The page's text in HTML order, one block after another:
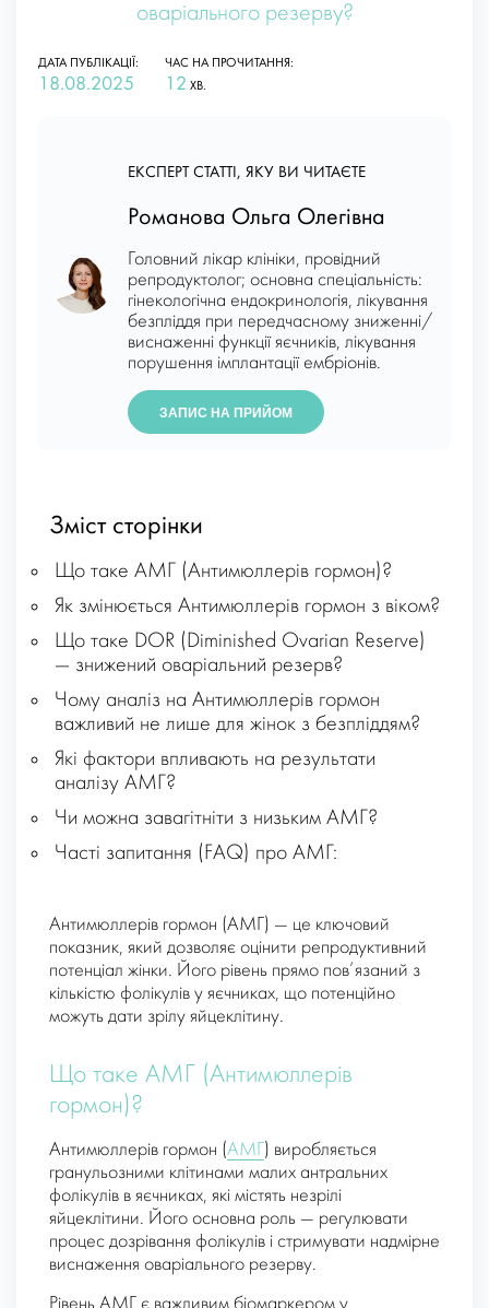
оваріального резерву?
ДАТА ПУБЛІКАЦІЇ:
18.08.2025
ЧАС НА ПРОЧИТАННЯ:
12 ХВ.
ЕКСПЕРТ СТАТТІ, ЯКУ ВИ ЧИТАЄТЕ
Романова Ольга Олегівна
Головний лікар клініки, провідний
репродуктолог; основна спеціальність:
гінекологічна ендокринологія, лікування
безпліддя при передчасному зниженні/
виснаженні функції яєчників, лікування
порушення імплантації ембріонів.
ЗАПИС НА ПРИЙОМ
Зміст сторінки
Що таке АМГ (Антимюллерів гормон)?
Як змінюється Антимюллерів гормон з віком?
Що таке DOR (Diminished Ovarian Reserve)
— знижений оваріальний резерв?
Чому аналіз на Антимюллерів гормон
важливий не лише для жінок з безпліддям?
Які фактори впливають на результати
аналізу АМГ?
Чи можна завагітніти з низьким АМГ?
Часті запитання (FAQ) про AMГ:
Антимюллерів гормон (АМГ) — це ключовий
показник, який дозволяє оцінити репродуктивний
потенціал жінки. Його рівень прямо пов’язаний з
кількістю фолікулів у яєчниках, що потенційно
можуть дати зрілу яйцеклітину.
Що таке АМГ (Антимюллерів
гормон)?
Антимюллерів гормон (АМГ ) виробляється
гранульозними клітинами малих антральних
фолікулів в яєчниках, які містять незрілі
яйцеклітини. Його основна роль — регулювати
процес дозрівання фолікулів і стримувати надмірне
виснаження оваріального резерву.